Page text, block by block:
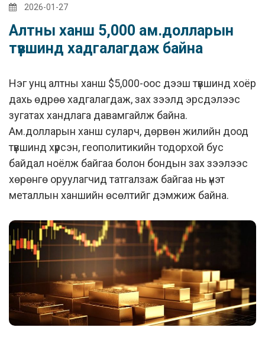
2026-01-27
Алтны ханш 5,000 ам.долларын
түвшинд хадгалагдаж байна
Нэг унц алтны ханш $5,000-оос дээш түвшинд хоёр
дахь өдрөө хадгалагдаж, зах зээлд эрсдэлээс
зугатах хандлага давамгайлж байна.
Ам.долларын ханш суларч, дөрвөн жилийн доод
түвшинд хүрсэн, геополитикийн тодорхой бус
байдал ноёлж байгаа болон бондын зах зээлээс
хөрөнгө оруулагчид татгалзаж байгаа нь үнэт
металлын ханшийн өсөлтийг дэмжиж байна.